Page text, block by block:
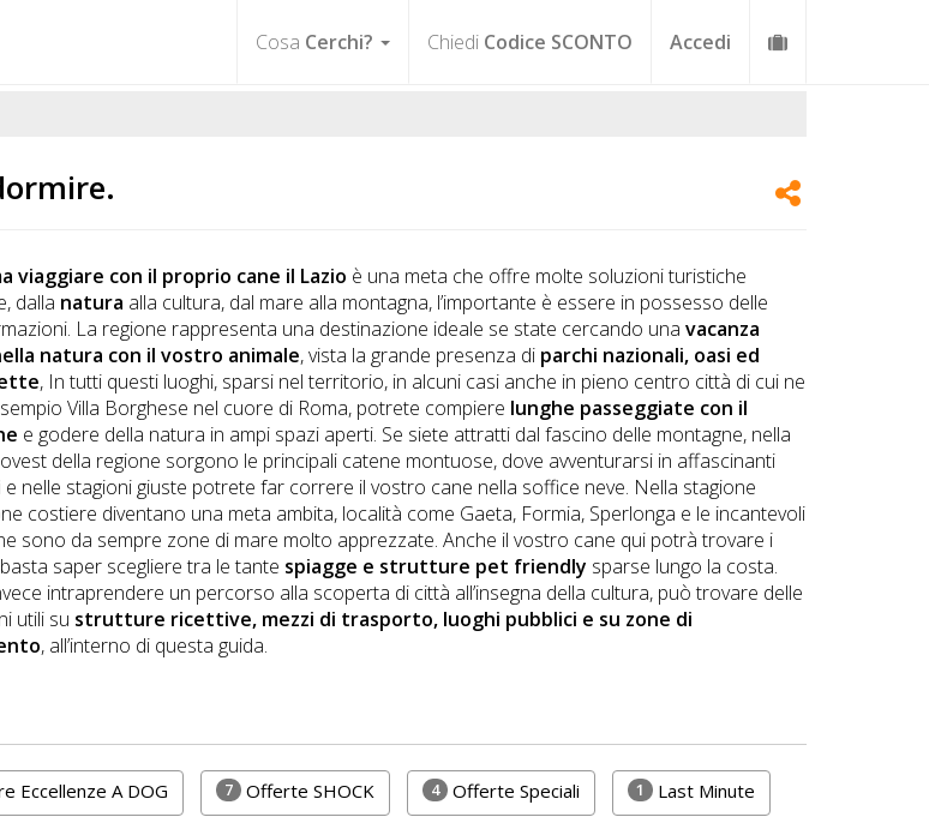
Cosa Cerchi? Chiedi Codice SCONTO Accedi
viaggiare con il proprio cane il Lazio è una meta che offre molte soluzioni turistiche
dalla natura alla cultura, dal mare alla montagna, l’importante è essere in possesso delle
La regione rappresenta una destinazione ideale se state cercando una vacanza
natura con il vostro animale, vista la grande presenza di parchi nazionali, oasi ed
, In tutti questi luoghi, sparsi nel territorio, in alcuni casi anche in pieno centro città di cui ne
Villa Borghese nel cuore di Roma, potrete compiere lunghe passeggiate con il
e godere della natura in ampi spazi aperti. Se siete attratti dal fascino delle montagne, nella
della regione sorgono le principali catene montuose, dove avventurarsi in affascinanti
e nelle stagioni giuste potrete far correre il vostro cane nella soffice neve. Nella stagione
costiere diventano una meta ambita, località come Gaeta, Formia, Sperlonga e le incantevoli
sono da sempre zone di mare molto apprezzate. Anche il vostro cane qui potrà trovare i
saper scegliere tra le tante spiagge e strutture pet friendly sparse lungo la costa.
intraprendere un percorso alla scoperta di città all’insegna della cultura, può trovare delle
utili su strutture ricettive, mezzi di trasporto, luoghi pubblici e su zone di
, all’interno di questa guida.
Eccellenze A DOG 7 Offerte SHOCK 4 Offerte Speciali 1 Last Minute